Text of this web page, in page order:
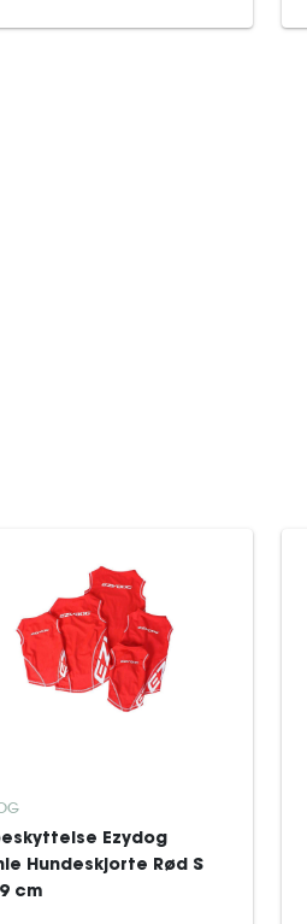
Ezydog
Hundeskjorte Rød S
cm